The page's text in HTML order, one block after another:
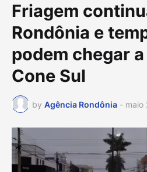
Friagem
Rondônia e
podem chegar a
Cone Sul
by Agência Rondônia - maio